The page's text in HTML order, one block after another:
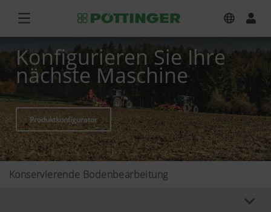
Konfigurieren Sie Ihre
nächste Maschine
Produktkonfigurator
Konservierende Bodenbearbeitung